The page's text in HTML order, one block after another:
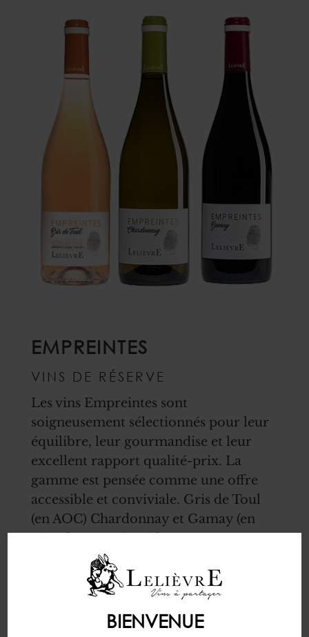
BIENVENUE
EMPREINTES
VINS DE RÉSERVE
Les vins Empreintes sont
soigneusement sélectionnés pour leur
équilibre, leur gourmandise et leur
excellent rapport qualité-prix. La
gamme est pensée comme une offre
accessible et conviviale. Gris de Toul
(en AOC) Chardonnay et Gamay (en
parfaits pour le plaisir et la
spontanéité.